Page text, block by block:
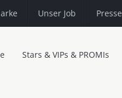
Unser Job Presse
Stars & VIPs & PROMIs